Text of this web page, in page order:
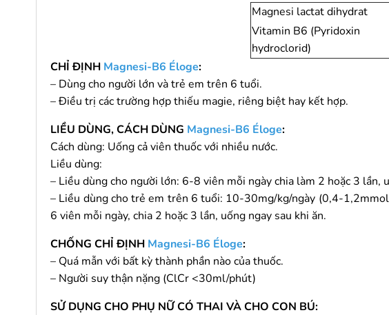
Magnesi lactat dihydrat
Vitamin B6 (Pyridoxin
hydroclorid)
CHỈ ĐỊNH Magnesi-B6 Éloge:
– Dùng cho người lớn và trẻ em trên 6 tuổi.
– Điều trị các trường hợp thiếu magie, riêng biệt hay kết hợp.
LIỀU DÙNG, CÁCH DÙNG Magnesi-B6 Éloge:
Cách dùng: Uống cả viên thuốc với nhiều nước.
Liều dùng:
– Liều dùng cho người lớn: 6-8 viên mỗi ngày chia làm 2 hoặc 3 lần,
– Liều dùng cho trẻ em trên 6 tuổi: 10-30mg/kg/ngày (0,4-
6 viên mỗi ngày, chia 2 hoặc 3 lần, uống ngay sau khi ăn.
CHỐNG CHỈ ĐỊNH Magnesi-B6 Éloge:
– Quá mẫn với bất kỳ thành phần nào của thuốc.
– Người suy thận nặng (ClCr <30ml/phút)
SỬ DỤNG CHO PHỤ NỮ CÓ THAI VÀ CHO CON BÚ: